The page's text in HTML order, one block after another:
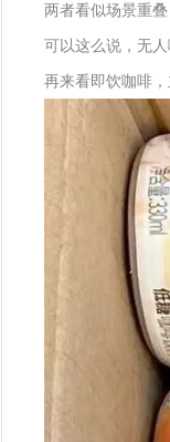
两者看似场景重
可以这么说，无
再来看即饮咖啡